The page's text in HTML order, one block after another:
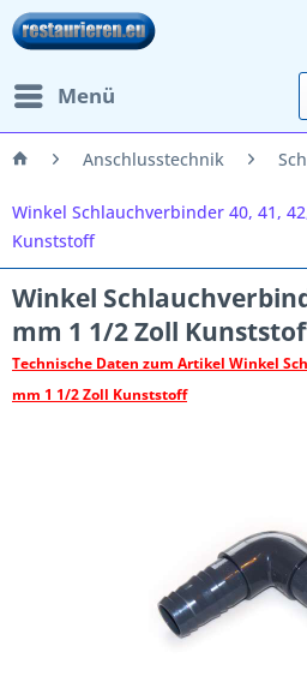
Menü
Anschlusstechnik
Winkel Schlauchverbinder 40, 41,
Kunststoff
Winkel
mm 1 1/2 Zoll
Technische Daten zum Artikel Winkel
mm 1 1/2 Zoll Kunststoff